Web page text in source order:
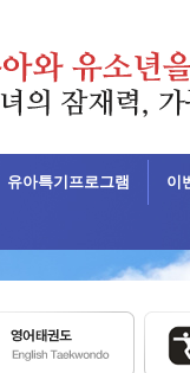
유아특기프로그램 이